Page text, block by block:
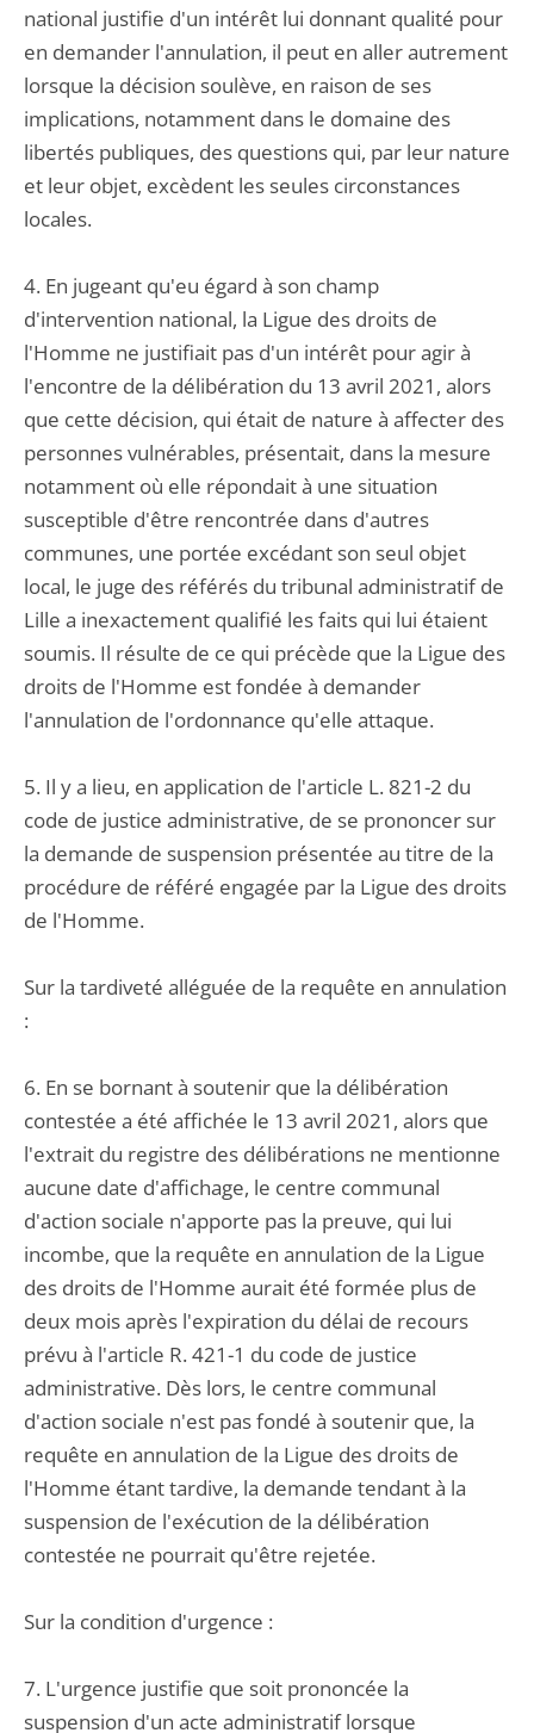
national justifie d'un intérêt lui donnant qualité pour
en demander l'annulation, il peut en aller autrement
lorsque la décision soulève, en raison de ses
implications, notamment dans le domaine des
libertés publiques, des questions qui, par leur nature
et leur objet, excèdent les seules circonstances
locales.
4. En jugeant qu'eu égard à son champ
d'intervention national, la Ligue des droits de
l'Homme ne justifiait pas d'un intérêt pour agir à
l'encontre de la délibération du 13 avril 2021, alors
que cette décision, qui était de nature à affecter des
personnes vulnérables, présentait, dans la mesure
notamment où elle répondait à une situation
susceptible d'être rencontrée dans d'autres
communes, une portée excédant son seul objet
local, le juge des référés du tribunal administratif de
Lille a inexactement qualifié les faits qui lui étaient
soumis. Il résulte de ce qui précède que la Ligue des
droits de l'Homme est fondée à demander
l'annulation de l'ordonnance qu'elle attaque.
5. Il y a lieu, en application de l'article L. 821-2 du
code de justice administrative, de se prononcer sur
la demande de suspension présentée au titre de la
procédure de référé engagée par la Ligue des droits
de l'Homme.
Sur la tardiveté alléguée de la requête en annulation
:
6. En se bornant à soutenir que la délibération
contestée a été affichée le 13 avril 2021, alors que
l'extrait du registre des délibérations ne mentionne
aucune date d'affichage, le centre communal
d'action sociale n'apporte pas la preuve, qui lui
incombe, que la requête en annulation de la Ligue
des droits de l'Homme aurait été formée plus de
deux mois après l'expiration du délai de recours
prévu à l'article R. 421-1 du code de justice
administrative. Dès lors, le centre communal
d'action sociale n'est pas fondé à soutenir que, la
requête en annulation de la Ligue des droits de
l'Homme étant tardive, la demande tendant à la
suspension de l'exécution de la délibération
contestée ne pourrait qu'être rejetée.
Sur la condition d'urgence :
7. L'urgence justifie que soit prononcée la
suspension d'un acte administratif lorsque